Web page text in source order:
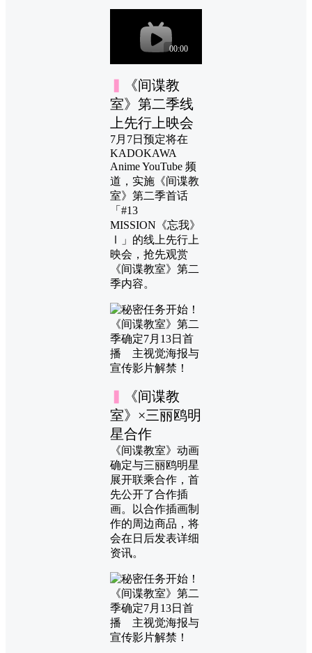
▍
《间谍教
室》第二季线
上先行上映会
7月7日预定将在
KADOKAWA
Anime YouTube 频
道，实施《间谍教
室》第二季首话
「#13
MISSION《忘我》
Ⅰ」的线上先行上
映会，抢先观赏
《间谍教室》第二
季内容。
▍
《间谍教
室》×三丽鸥明
星合作
《间谍教室》动画
确定与三丽鸥明星
展开联乘合作，首
先公开了合作插
画。以合作插画制
作的周边商品，将
会在日后发表详细
资讯。